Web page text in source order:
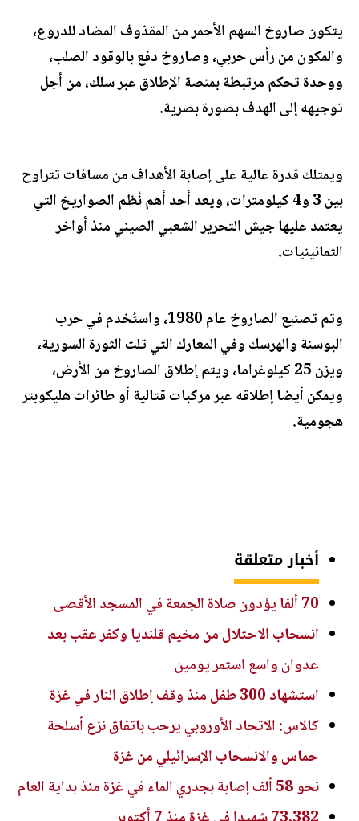
يتكون صاروخ السهم الأحمر من المقذوف المضاد للدروع،
والمكون من رأس حربي، وصاروخ دفع بالوقود الصلب،
ووحدة تحكم مرتبطة بمنصة الإطلاق عبر سلك، من أجل
توجيهه إلى الهدف بصورة بصرية.
ويمتلك قدرة عالية على إصابة الأهداف من مسافات تتراوح
بين 3 و4 كيلومترات، ويعد أحد أهم نُظم الصواريخ التي
يعتمد عليها جيش التحرير الشعبي الصيني منذ أواخر
الثمانينيات.
وتم تصنيع الصاروخ عام 1980، واستُخدم في حرب
البوسنة والهرسك وفي المعارك التي تلت الثورة السورية،
ويزن 25 كيلوغراما، ويتم إطلاق الصاروخ من الأرض،
ويمكن أيضا إطلاقه عبر مركبات قتالية أو طائرات هليكوبتر
هجومية.
أخبار متعلقة
70 ألفا يؤدون صلاة الجمعة في المسجد الأقصى
انسحاب الاحتلال من مخيم قلنديا وكفر عقب بعد
عدوان واسع استمر يومين
استشهاد 300 طفل منذ وقف إطلاق النار في غزة
كالاس: الاتحاد الأوروبي يرحب باتفاق نزع أسلحة
حماس والانسحاب الإسرائيلي من غزة
نحو 58 ألف إصابة بجدري الماء في غزة منذ بداية العام